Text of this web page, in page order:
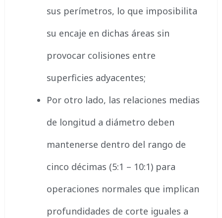
sus perímetros, lo que imposibilita
su encaje en dichas áreas sin
provocar colisiones entre
superficies adyacentes;
Por otro lado, las relaciones medias
de longitud a diámetro deben
mantenerse dentro del rango de
cinco décimas (5:1 – 10:1) para
operaciones normales que implican
profundidades de corte iguales a